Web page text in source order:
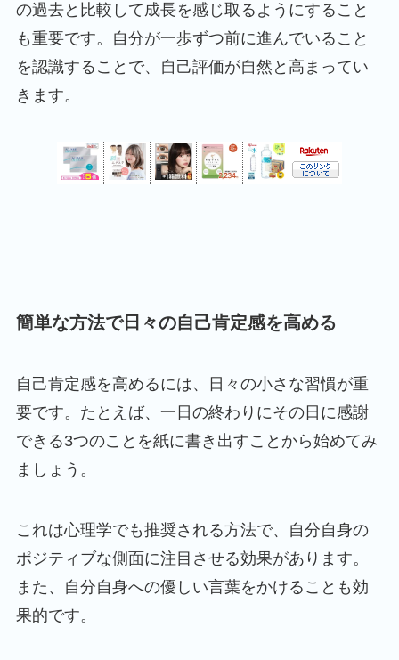
の過去と比較して成長を感じ取るようにすること
も重要です。自分が一歩ずつ前に進んでいること
を認識することで、自己評価が自然と高まってい
きます。
簡単な方法で日々の自己肯定感を高める
自己肯定感を高めるには、日々の小さな習慣が重
要です。たとえば、一日の終わりにその日に感謝
できる3つのことを紙に書き出すことから始めてみ
ましょう。
これは心理学でも推奨される方法で、自分自身の
ポジティブな側面に注目させる効果があります。
また、自分自身への優しい言葉をかけることも効
果的です。